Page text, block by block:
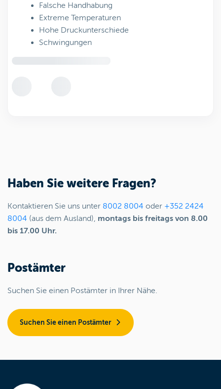
Falsche Handhabung
Extreme Temperaturen
Hohe Druckunterschiede
Schwingungen
Haben Sie weitere Fragen?
Kontaktieren Sie uns unter 8002 8004 oder +352 2424
8004 (aus dem Ausland), montags bis freitags von 8.00
bis 17.00 Uhr.
Postämter
Suchen Sie einen Postämter in Ihrer Nähe.
Suchen Sie einen Postämter